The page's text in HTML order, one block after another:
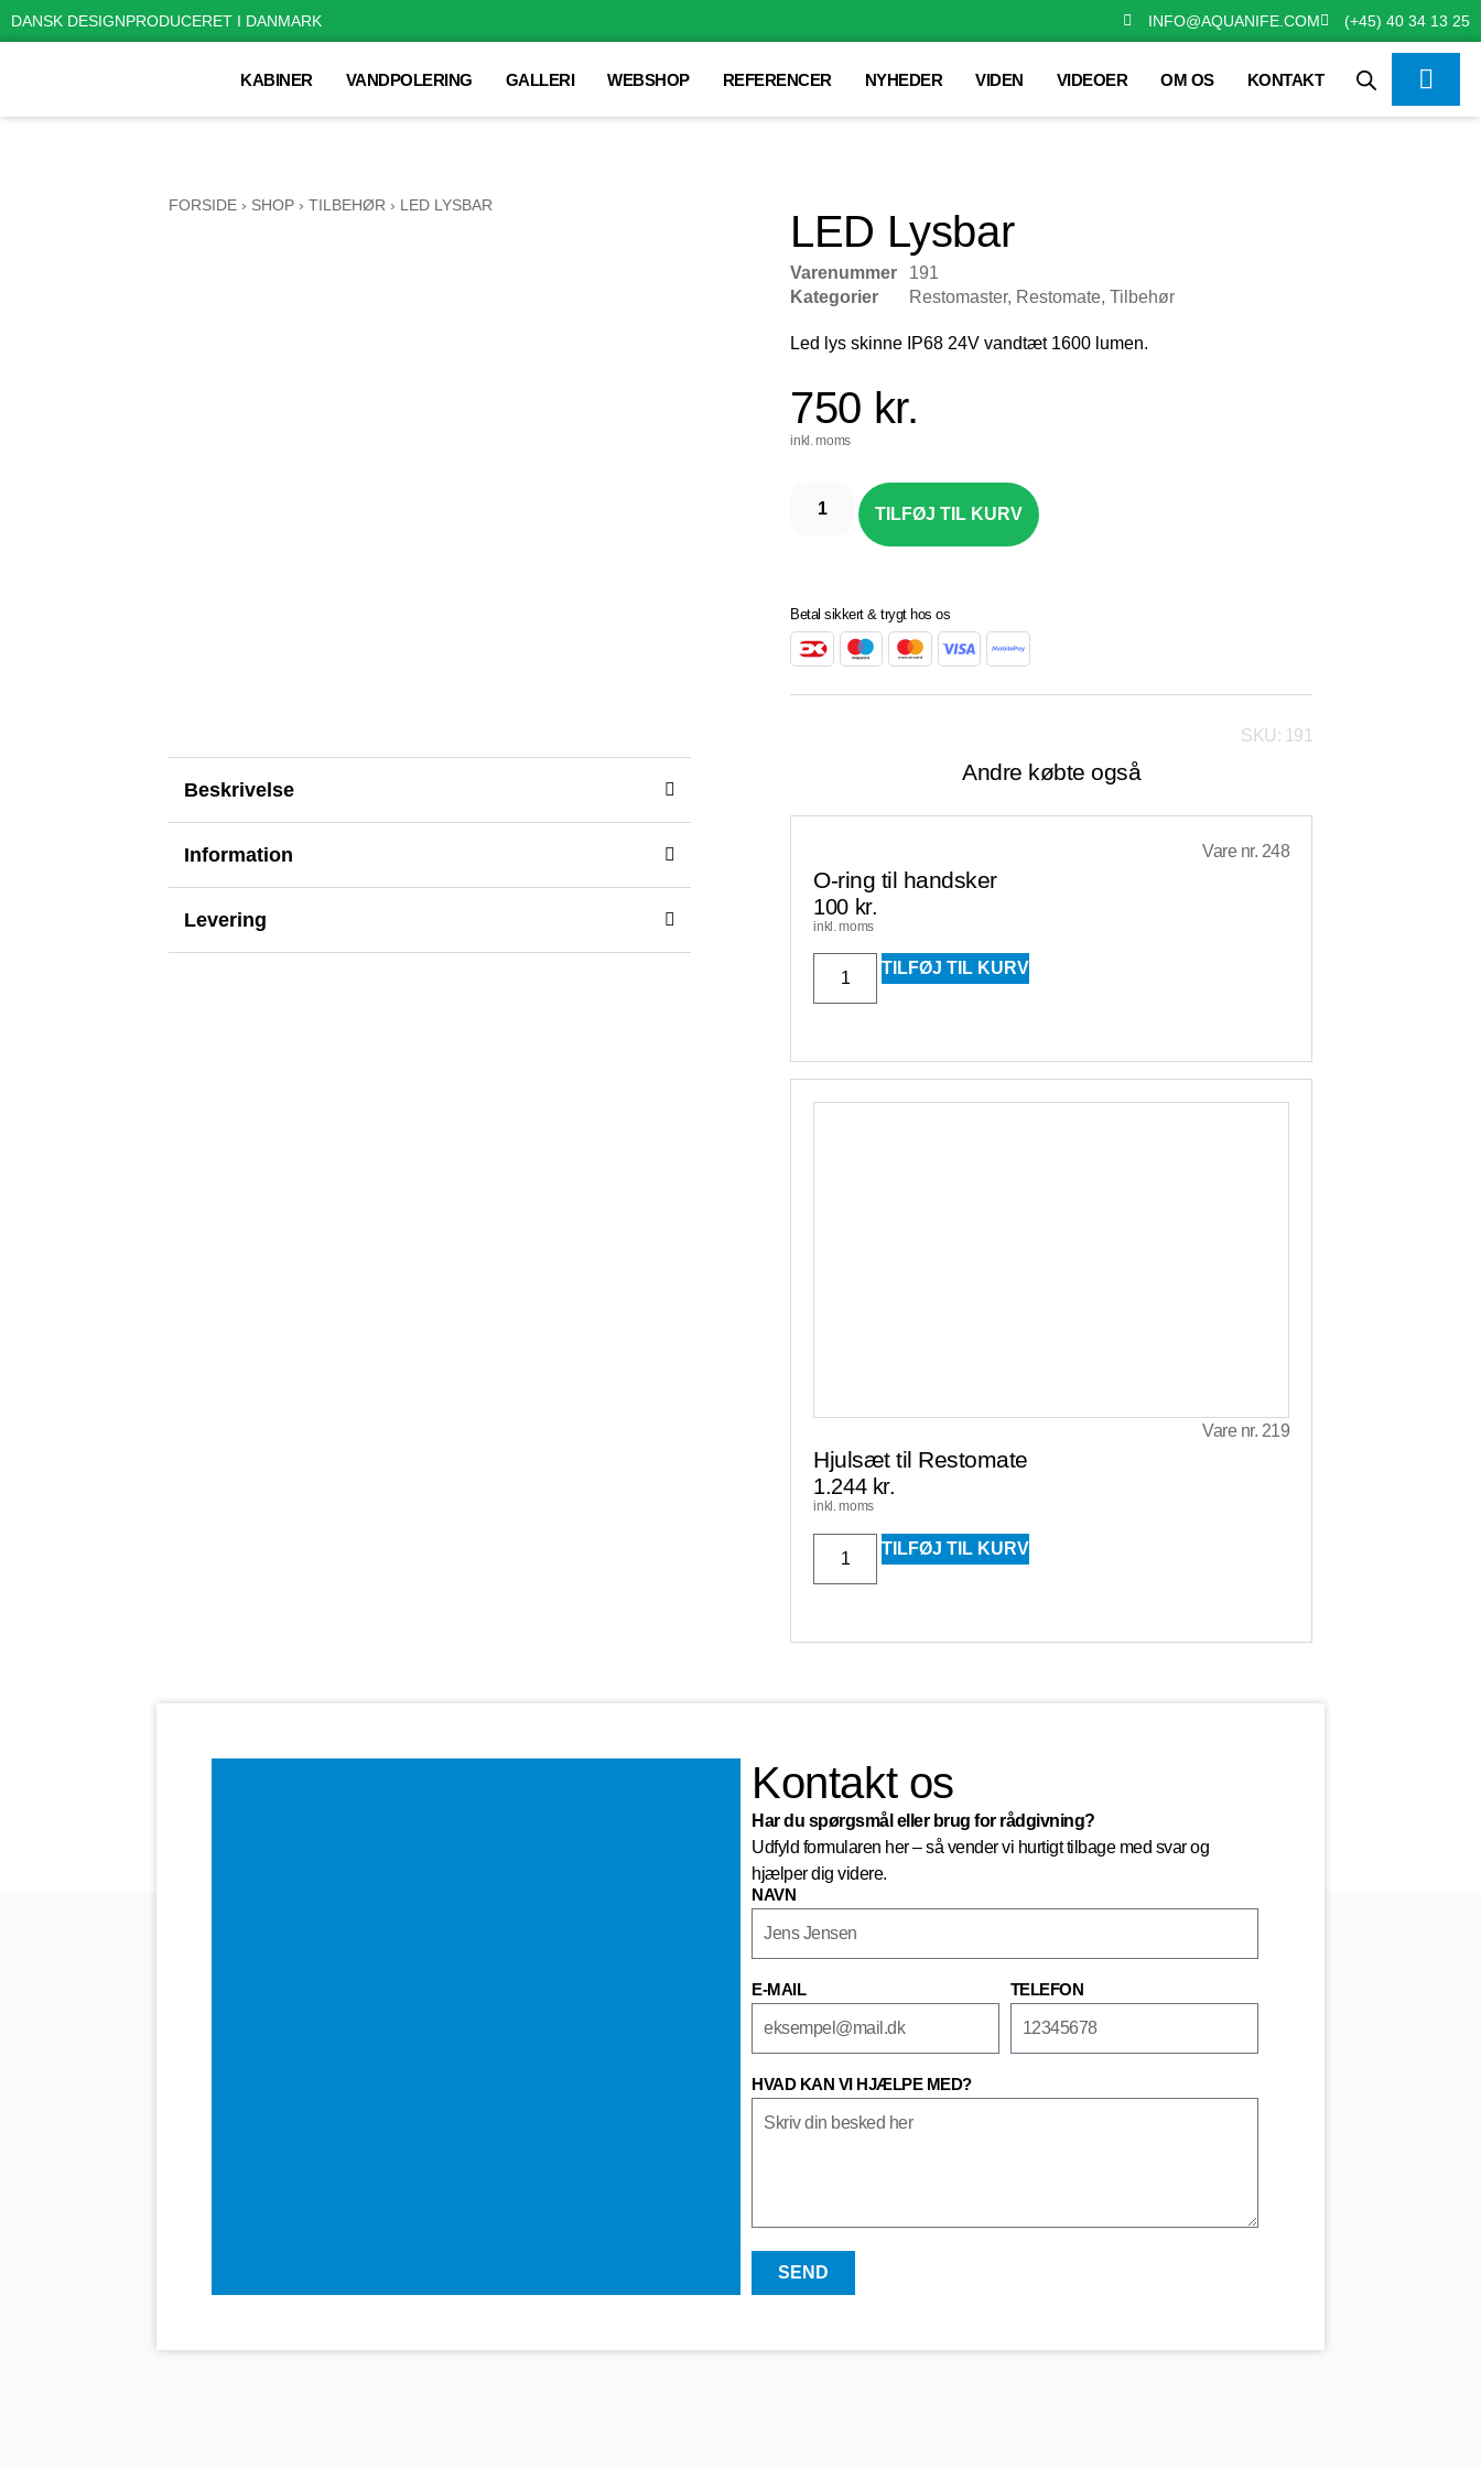
DANSK DESIGNPRODUCERET I DANMARK INFO@AQUANIFE.COM (+45) 40 34 13 25
KABINER VANDPOLERING GALLERI WEBSHOP REFERENCER NYHEDER VIDEN VIDEOER OM OS KONTAKT
FORSIDE› SHOP› TILBEHØR › LED LYSBAR
LED Lysbar
Varenummer
191
Kategorier
Restomaster, Restomate,Tilbehør
Led lys skinne IP68 24V vandtæt 1600 lumen.
750 kr.
inkl. moms
TILFØJ TIL KURV
Betal sikkert & trygt hos os
SKU: 191
Beskrivelse
Information
Levering
Andre købte også
Vare nr. 248
O-ring til handsker
100 kr.
inkl. moms
TILFØJ TIL KURV
Vare nr. 219
Hjulsæt til Restomate
1.244 kr.
inkl. moms
TILFØJ TIL KURV
Kontakt os
Har du spørgsmål eller brug for rådgivning?
Udfyld formularen her – så vender vi hurtigt tilbage med svar og
hjælper dig videre.
NAVN
E-MAIL TELEFON
HVAD KAN VI HJÆLPE MED?
SEND